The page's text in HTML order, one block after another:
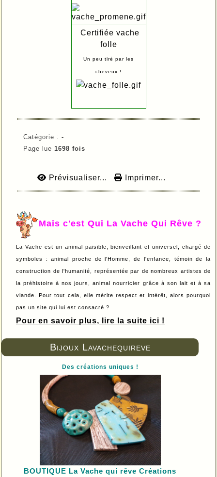
Bijoux Lavachequireve
Des créations uniques !
BOUTIQUE La Vache qui rêve Créations
Certifiée vache
folle
Un peu tiré par les
cheveux !
Catégorie : -
Page lue 1698 fois
Prévisualiser... Imprimer...
Mais c'est Qui La Vache Qui Rêve ?
La Vache est un animal paisible, bienveillant et universel, chargé de
symboles : animal proche de l'Homme, de l'enfance, témoin de la
construction de l'humanité, représentée par de nombreux artistes de
la préhistoire à nos jours, animal nourricier grâce à son lait et à sa
viande. Pour tout cela, elle mérite respect et intérêt, alors pourquoi
pas un site qui lui est consacré ?
Pour en savoir plus, lire la suite ici !